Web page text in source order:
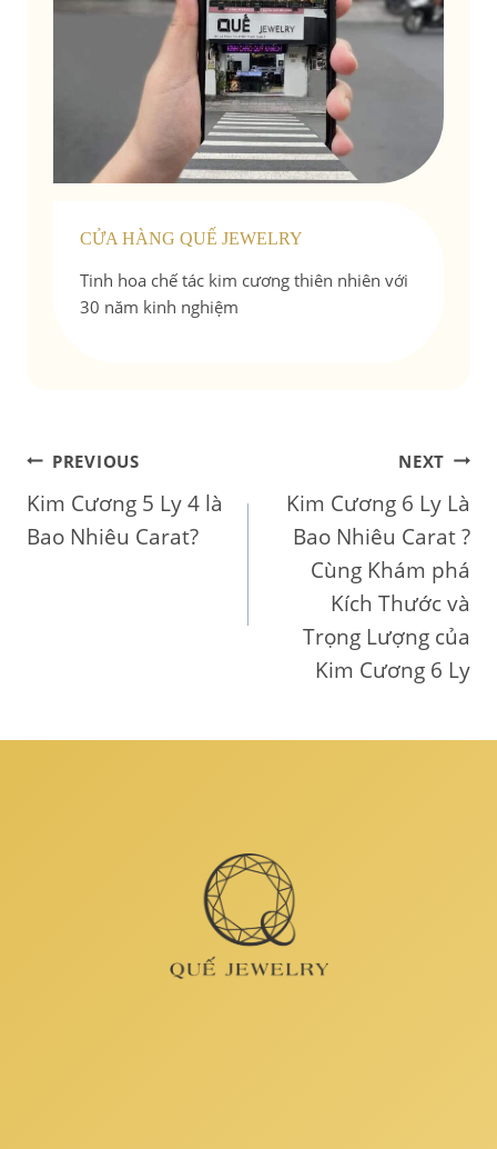
CỬA HÀNG QUẾ JEWELRY
Tinh hoa chế tác kim cương thiên nhiên với
30 năm kinh nghiệm
Điều
hướng
PREVIOUS
Kim Cương 5 Ly 4 là
Bao Nhiêu Carat?
NEXT
Kim Cương 6 Ly Là
Bao Nhiêu Carat ?
Cùng Khám phá
Kích Thước và
Trọng Lượng của
Kim Cương 6 Ly